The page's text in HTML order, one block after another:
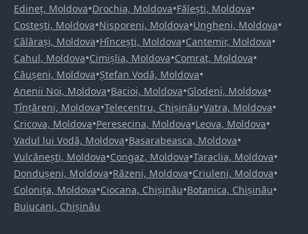
Edineț, Moldova•Drochia, Moldova•Fălești, Moldova•
Costești, Moldova•Nisporeni, Moldova•Ungheni, Moldova•
Călărași, Moldova•Hîncești, Moldova•Cantemir, Moldova•
Cahul, Moldova•Cimișlia, Moldova•Comrat, Moldova•
Căușeni, Moldova•Ștefan Vodă, Moldova•
Anenii Noi, Moldova•Bacioi, Moldova•Glodeni, Moldova•
Țînțăreni, Moldova•Telecentru, Chișinău•Vatra, Moldova•
Cricova, Moldova•Peresecina, Moldova•Leova, Moldova•
Vadul lui Vodă, Moldova•Basarabeasca, Moldova•
Vulcănești, Moldova•Congaz, Moldova•Taraclia, Moldova•
Dondușeni, Moldova•Răzeni, Moldova•Criuleni, Moldova•
Colonița, Moldova•Ciocana, Chișinău•Botanica, Chișinău•
Buiucani, Chișinău